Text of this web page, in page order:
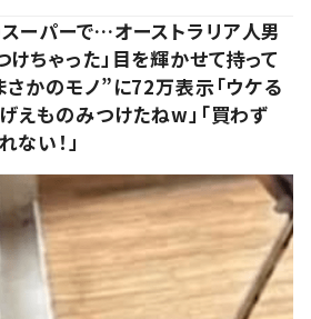
ーパーで…オーストラリア人男
けちゃった」目を輝かせて持って
さかのモノ”に72万表示「ウケる
げえものみつけたねw」「買わず
ない！」